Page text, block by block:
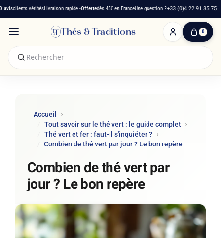
clients vérifiésLivraison rapide -Offertedès 45€ en FranceUne question ?+33 (0)4 22 91 35 75
Thés & Traditions 0
0
Accueil
Tout savoir sur le thé vert : le guide complet
Thé vert et fer : faut-il s'inquiéter ?
Combien de thé vert par jour ? Le bon repère
Combien de thé vert par
jour ? Le bon repère